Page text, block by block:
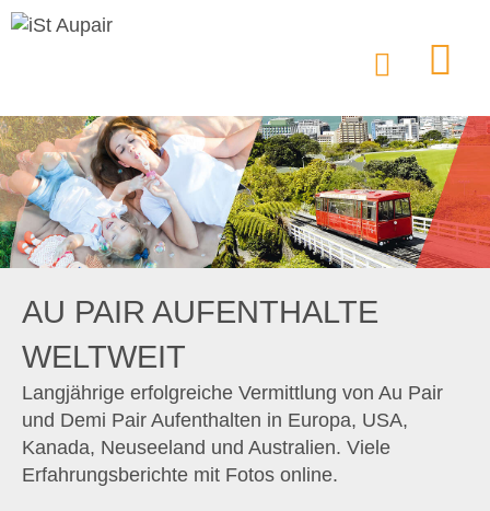
AU PAIR AUFENTHALTE
WELTWEIT
Langjährige erfolgreiche Vermittlung von Au Pair
und Demi Pair Aufenthalten in Europa, USA,
Kanada, Neuseeland und Australien. Viele
Erfahrungsberichte mit Fotos online.